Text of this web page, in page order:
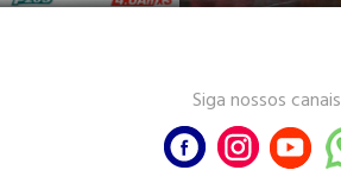
Siga nossos canais